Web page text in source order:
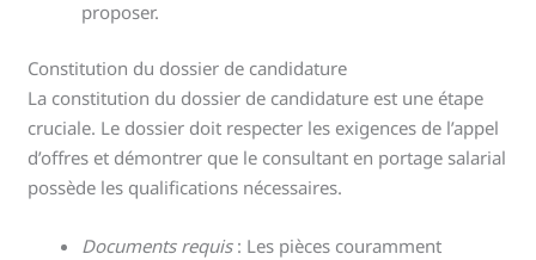
proposer.
Constitution du dossier de candidature
La constitution du dossier de candidature est une étape
cruciale. Le dossier doit respecter les exigences de l’appel
d’offres et démontrer que le consultant en portage salarial
possède les qualifications nécessaires.
Documents requis: Les pièces couramment